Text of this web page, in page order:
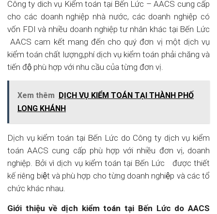
Công ty dich vụ Kiểm toán tại Bến Lức – AACS cung cấp
cho các doanh nghiệp nhà nước, các doanh nghiệp có
vốn FDI và nhiều doanh nghiệp tư nhân khác tại Bến Lức
AACS cam kết mang đến cho quý đơn vị một dịch vụ
kiểm toán chất lượng,phí dịch vụ kiểm toán phải chăng và
tiến độ phù hợp với nhu cầu của từng đơn vị.
Xem thêm DỊCH VỤ KIỂM TOÁN TẠI THÀNH PHỐ
LONG KHÁNH
Dịch vụ kiểm toán tại Bến Lức do Công ty dịch vụ kiểm
toán AACS cung cấp phù hợp với nhiều đơn vị, doanh
nghiệp. Bởi vì dịch vụ kiểm toán tại Bến Lức được thiết
kế riêng biệt và phù hợp cho từng doanh nghiệp và các tổ
chức khác nhau.
Giới thiệu về dịch kiểm toán tại Bến Lức do AACS